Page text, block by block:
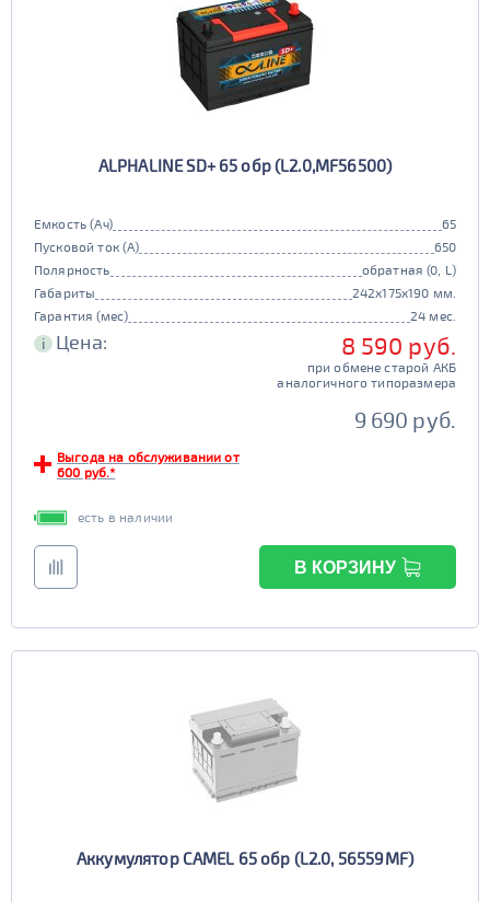
ALPHALINE SD+ 65 обр (L2.0,MF56500)
Емкость (Ач)
65
Пусковой ток (А)
650
Полярность
обратная (0, L)
Габариты
242x175x190 мм.
Гарантия (мес)
24 мес.
i Цена: 8 590 руб.
при обмене старой АКБ
аналогичного типоразмера
9 690 руб.
Выгода на обслуживании от
600 руб.*
есть в наличии
В КОРЗИНУ
Аккумулятор CAMEL 65 обр (L2.0, 56559MF)